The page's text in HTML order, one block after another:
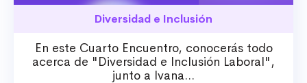
Diversidad e Inclusión
En este Cuarto Encuentro, conocerás todo
acerca de "Diversidad e Inclusión Laboral",
junto a Ivana...